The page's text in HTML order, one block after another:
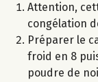
Attention,
congélation
Préparer le
froid en 8
poudre de